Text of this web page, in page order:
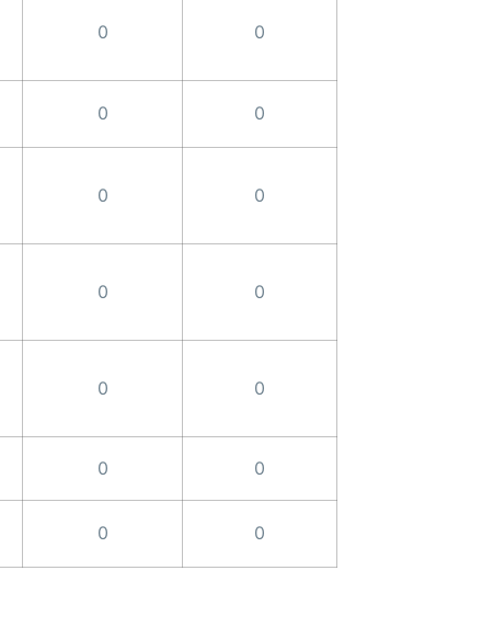
0 0
0 0
0 0
0 0
0 0
0 0
0 0